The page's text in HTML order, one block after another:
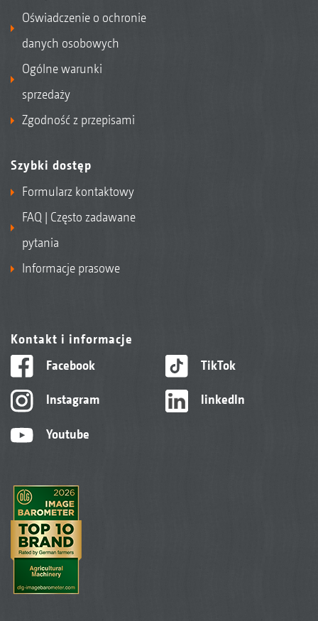
Oświadczenie o ochronie
danych osobowych
Ogólne warunki
sprzedaży
Zgodność z przepisami
Szybki dostęp
Formularz kontaktowy
FAQ | Często zadawane
pytania
Informacje prasowe
Kontakt i informacje
Facebook
Instagram
Youtube
TikTok
linkedIn